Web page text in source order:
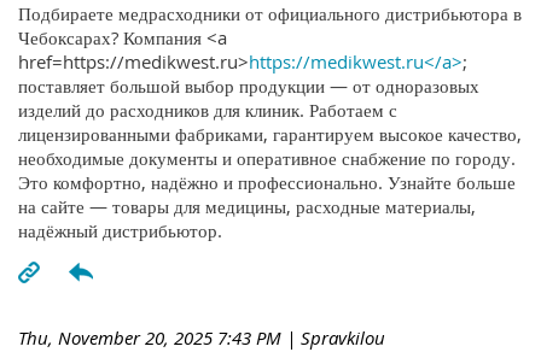
Подбираете медрасходники от официального дистрибьютора в
Чебоксарах? Компания <a
href=https://medikwest.ru>https://medikwest.ru</a>;
поставляет большой выбор продукции — от одноразовых
изделий до расходников для клиник. Работаем с
лицензированными фабриками, гарантируем высокое качество,
необходимые документы и оперативное снабжение по городу.
Это комфортно, надёжно и профессионально. Узнайте больше
на сайте — товары для медицины, расходные материалы,
надёжный дистрибьютор.
Thu, November 20, 2025 7:43 PM | Spravkilou